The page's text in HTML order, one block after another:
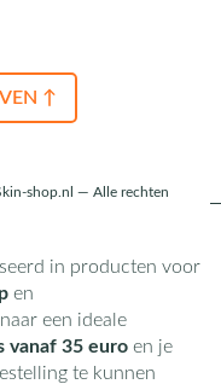
↑
shop.nl — Alle rechten
in producten voor
en
een ideale
vanaf 35 euroen je
te kunnen